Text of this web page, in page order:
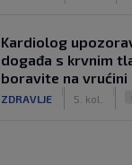
Kardiolog
događa s krvnim
boravite na vrućini
ZDRAVLJE 5. kol.